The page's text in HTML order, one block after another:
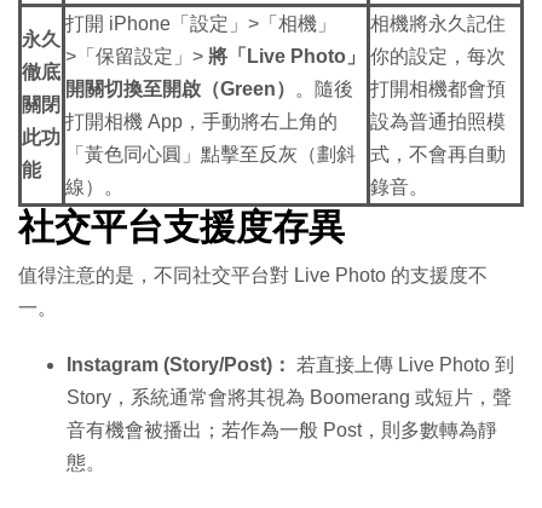
永久
徹底
關閉
此功
能
打開 iPhone「設定」>「相機」
>「保留設定」> 將「Live Photo」
開關切換至開啟（Green） 。隨後
打開相機 App，手動將右上角的
「黃色同心圓」點擊至反灰（劃斜
線）。
相機將永久記住
你的設定，每次
打開相機都會預
設為普通拍照模
式，不會再自動
錄音。
社交平台支援度存異
值得注意的是，不同社交平台對 Live Photo 的支援度不
一。
Instagram (Story/Post)： 若直接上傳 Live Photo 到
Story，系統通常會將其視為 Boomerang 或短片，聲
音有機會被播出；若作為一般 Post，則多數轉為靜
態。